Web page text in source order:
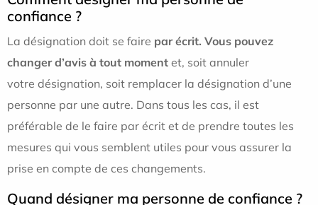
confiance ?
La désignation doit se faire par écrit. Vous pouvez
changer d’avis à tout moment et, soit annuler
votre désignation, soit remplacer la désignation d’une
personne par une autre. Dans tous les cas, il est
préférable de le faire par écrit et de prendre toutes les
mesures qui vous semblent utiles pour vous assurer la
prise en compte de ces changements.
Quand désigner ma personne de confiance ?